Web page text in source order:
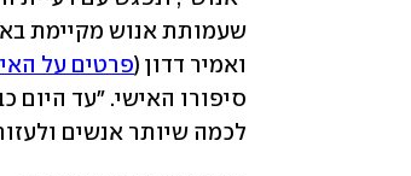
ואמיר דדון (פרטים על
לכמה שיותר אנשים